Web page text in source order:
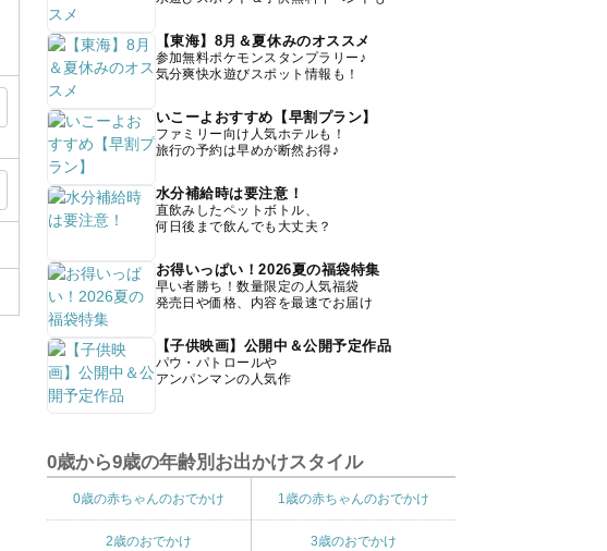
【東海】8月＆夏休みのオススメ
参加無料ポケモンスタンプラリー♪
気分爽快水遊びスポット情報も！
いこーよおすすめ【早割プラン】
ファミリー向け人気ホテルも！
旅行の予約は早めが断然お得♪
水分補給時は要注意！
直飲みしたペットボトル、
何日後まで飲んでも大丈夫？
お得いっぱい！2026夏の福袋特集
早い者勝ち！数量限定の人気福袋
発売日や価格、内容を最速でお届け
【子供映画】公開中＆公開予定作品
パウ・パトロールや
アンパンマンの人気作
0歳から9歳の年齢別お出かけスタイル
0歳の赤ちゃんのおでかけ 1歳の赤ちゃんのおでかけ
2歳のおでかけ 3歳のおでかけ